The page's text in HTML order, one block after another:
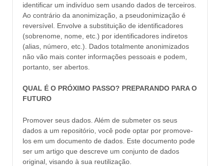
identificar um indivíduo sem usando dados de terceiros.
Ao contrário da anonimização, a pseudonimização é
reversível. Envolve a substituição de identificadores
(sobrenome, nome, etc.) por identificadores indiretos
(alias, número, etc.). Dados totalmente anonimizados
não vão mais conter informações pessoais e podem,
portanto, ser abertos.
QUAL É O PRÓXIMO PASSO? PREPARANDO PARA O
FUTURO
Promover seus dados. Além de submeter os seus
dados a um repositório, você pode optar por promove-
los em um documento de dados. Este documento pode
ser um artigo que descreve um conjunto de dados
original, visando à sua reutilização.